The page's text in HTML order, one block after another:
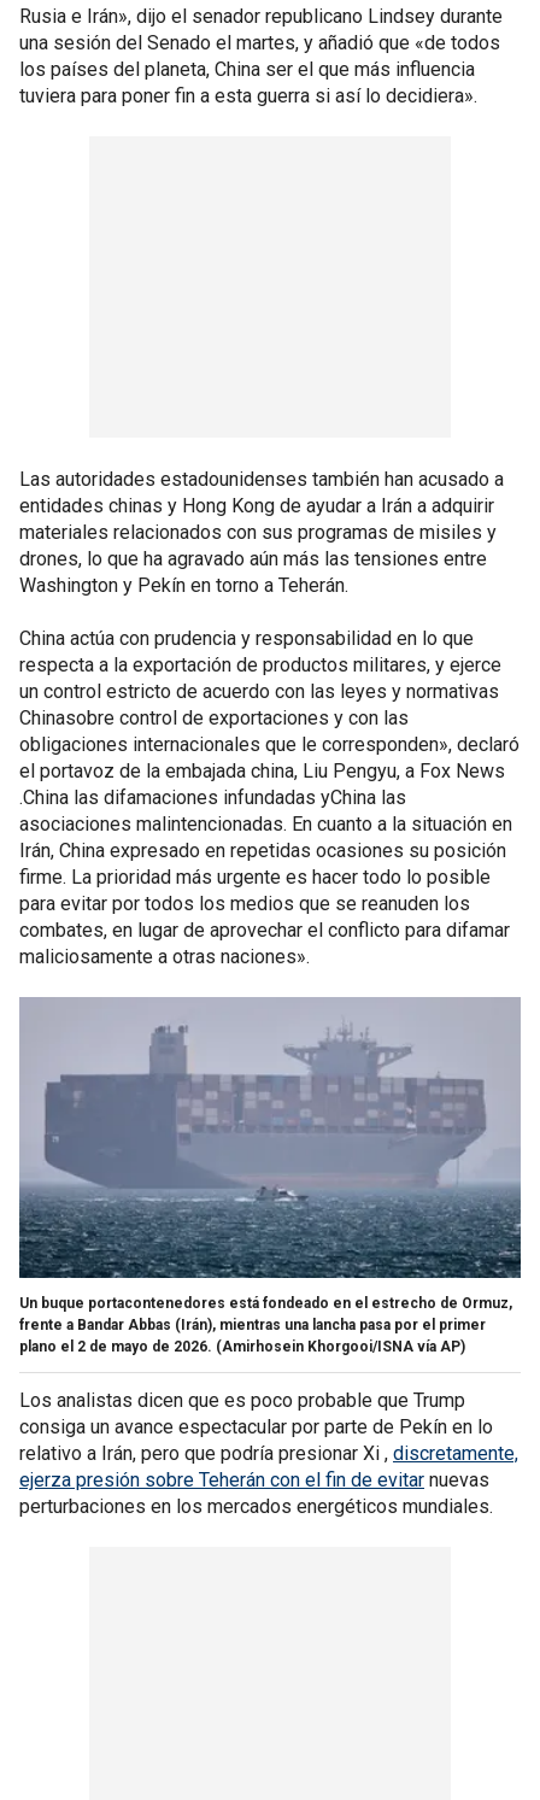
Rusia e Irán», dijo el senador republicano Lindsey durante
una sesión del Senado el martes, y añadió que «de todos
los países del planeta, China ser el que más influencia
tuviera para poner fin a esta guerra si así lo decidiera».
Las autoridades estadounidenses también han acusado a
entidades chinas y Hong Kong de ayudar a Irán a adquirir
materiales relacionados con sus programas de misiles y
drones, lo que ha agravado aún más las tensiones entre
Washington y Pekín en torno a Teherán.
China actúa con prudencia y responsabilidad en lo que
respecta a la exportación de productos militares, y ejerce
un control estricto de acuerdo con las leyes y normativas
Chinasobre control de exportaciones y con las
obligaciones internacionales que le corresponden», declaró
el portavoz de la embajada china, Liu Pengyu, a Fox News
.China las difamaciones infundadas yChina las
asociaciones malintencionadas. En cuanto a la situación en
Irán, China expresado en repetidas ocasiones su posición
firme. La prioridad más urgente es hacer todo lo posible
para evitar por todos los medios que se reanuden los
combates, en lugar de aprovechar el conflicto para difamar
maliciosamente a otras naciones».
Un buque portacontenedores está fondeado en el estrecho de Ormuz,
frente a Bandar Abbas (Irán), mientras una lancha pasa por el primer
plano el 2 de mayo de 2026. (Amirhosein Khorgooi/ISNA vía AP)
Los analistas dicen que es poco probable que Trump
consiga un avance espectacular por parte de Pekín en lo
relativo a Irán, pero que podría presionar Xi , discretamente,
ejerza presión sobre Teherán con el fin de evitar nuevas
perturbaciones en los mercados energéticos mundiales.